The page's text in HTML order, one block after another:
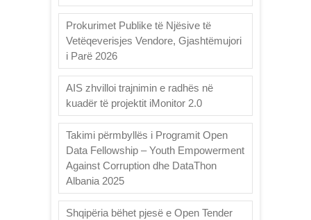
Prokurimet Publike të Njësive të
Vetëqeverisjes Vendore, Gjashtëmujori
i Parë 2026
AIS zhvilloi trajnimin e radhës në
kuadër të projektit iMonitor 2.0
Takimi përmbyllës i Programit Open
Data Fellowship – Youth Empowerment
Against Corruption dhe DataThon
Albania 2025
Shqipëria bëhet pjesë e Open Tender